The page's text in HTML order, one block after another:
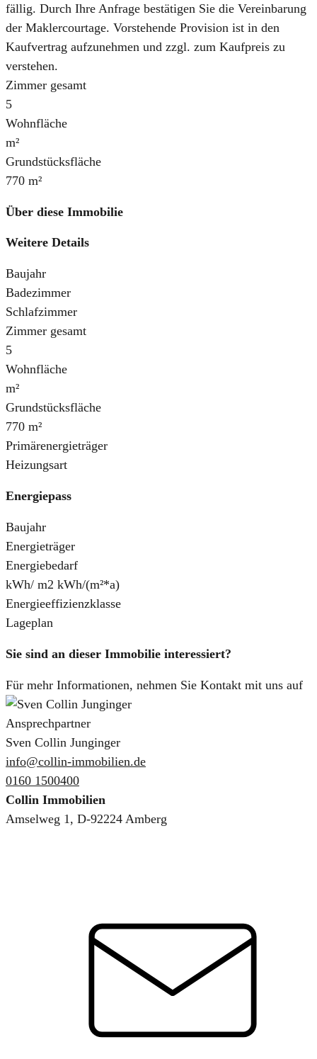
fällig. Durch Ihre Anfrage bestätigen Sie die Vereinbarung
der Maklercourtage. Vorstehende Provision ist in den
Kaufvertrag aufzunehmen und zzgl. zum Kaufpreis zu
verstehen.
Zimmer gesamt
5
Wohnfläche
m²
Grundstücksfläche
770 m²
Über diese Immobilie
Weitere Details
Baujahr
Badezimmer
Schlafzimmer
Zimmer gesamt
5
Wohnfläche
m²
Grundstücksfläche
770 m²
Primärenergieträger
Heizungsart
Energiepass
Baujahr
Energieträger
Energiebedarf
kWh/ m2 kWh/(m²*a)
Energieeffizienzklasse
Lageplan
Sie sind an dieser Immobilie interessiert?
Für mehr Informationen, nehmen Sie Kontakt mit uns auf
Ansprechpartner
Sven Collin Junginger
info@collin-immobilien.de
0160 1500400
Collin Immobilien
Amselweg 1, D-92224 Amberg